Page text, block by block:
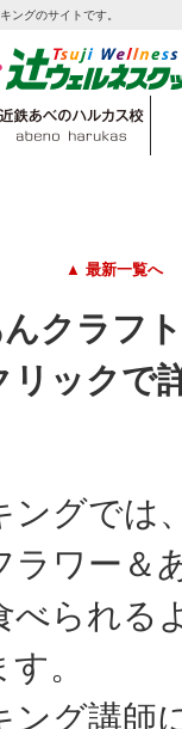
ングのサイトです。
▲ 最新一覧へ
んクラフ
リックで
ングでは
ラワー＆
べられる
。
ング講師